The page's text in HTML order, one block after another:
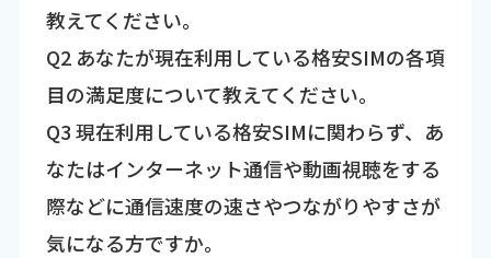
教えてください。
Q2 あなたが現在利用している格安SIMの各項
目の満足度について教えてください。
Q3 現在利用している格安SIMに関わらず、あ
なたはインターネット通信や動画視聴をする
際などに通信速度の速さやつながりやすさが
気になる方ですか。